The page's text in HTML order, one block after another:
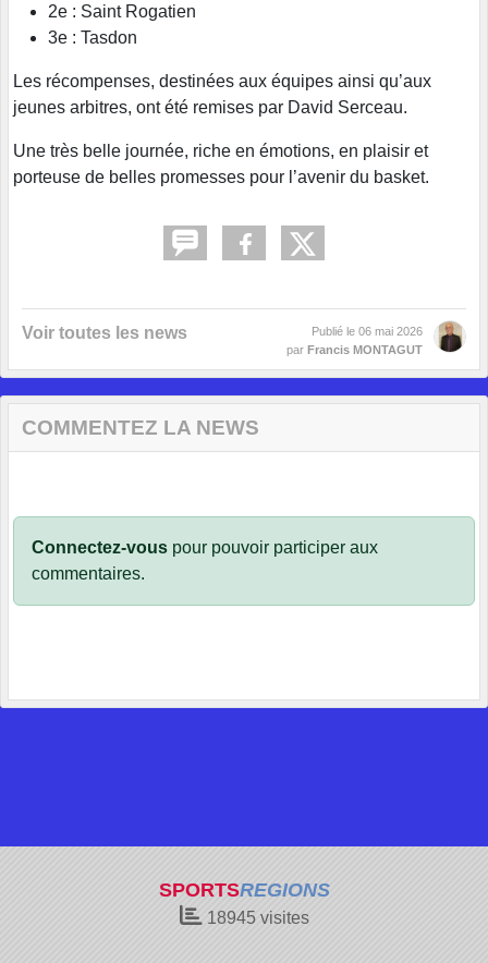
2e : Saint Rogatien
3e : Tasdon
Les récompenses, destinées aux équipes ainsi qu’aux
jeunes arbitres, ont été remises par David Serceau.
Une très belle journée, riche en émotions, en plaisir et
porteuse de belles promesses pour l’avenir du basket.
Voir toutes les news Publié le 06 mai 2026
par Francis MONTAGUT
COMMENTEZ LA NEWS
Connectez-vous pour pouvoir participer aux
commentaires.
SPORTSREGIONS
18945visites